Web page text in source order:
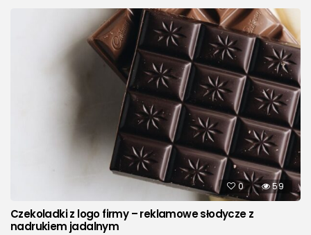
0 59
Czekoladki z logo firmy – reklamowe słodycze z
nadrukiem jadalnym